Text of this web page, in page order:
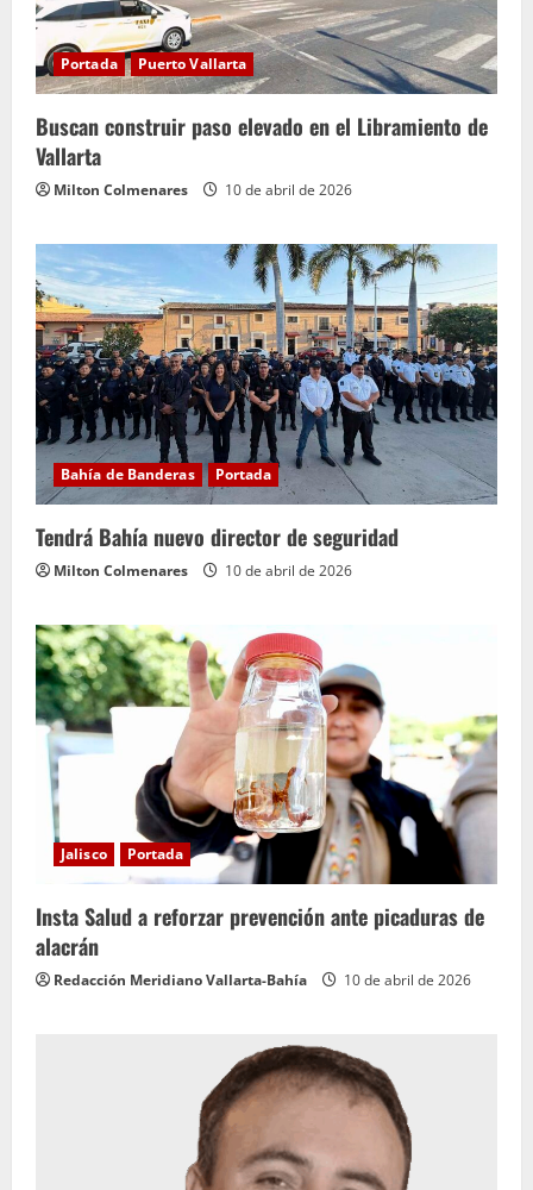
Portada Puerto Vallarta
Buscan construir paso elevado en el Libramiento de
Vallarta
Milton Colmenares 10 de abril de 2026
Bahía de Banderas Portada
Tendrá Bahía nuevo director de seguridad
Milton Colmenares 10 de abril de 2026
Jalisco Portada
Insta Salud a reforzar prevención ante picaduras de
alacrán
Redacción Meridiano Vallarta-Bahía 10 de abril de 2026